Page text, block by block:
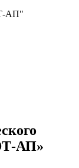
АП"
АП»